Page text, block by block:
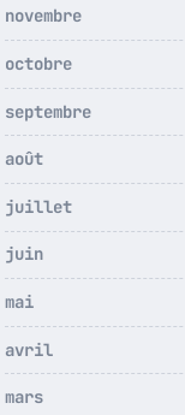
novembre
octobre
septembre
août
juillet
juin
mai
avril
mars